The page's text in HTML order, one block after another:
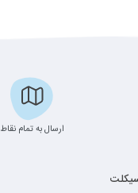
ارسال به تمام نقاط